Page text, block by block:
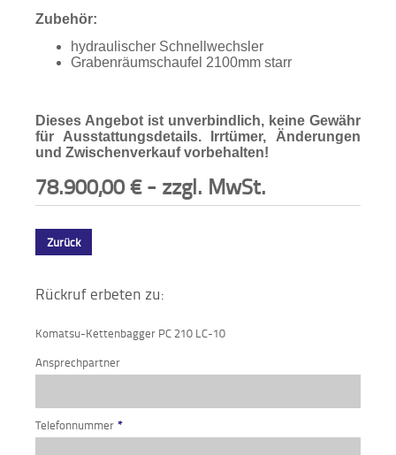
Zubehör:
hydraulischer Schnellwechsler
Grabenräumschaufel 2100mm starr
Dieses Angebot ist unverbindlich, keine Gewähr
für Ausstattungsdetails. Irrtümer, Änderungen
und Zwischenverkauf vorbehalten!
78.900,00€- zzgl. MwSt.
Zurück
Rückruf erbeten zu:
Komatsu-Kettenbagger PC 210 LC-10
Ansprechpartner
Telefonnummer *